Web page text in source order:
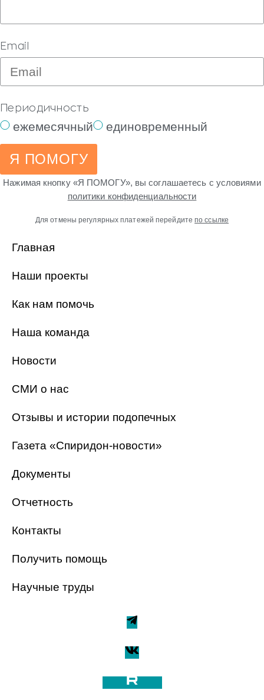
Email
Периодичность
ежемесячный единовременный
Я ПОМОГУ
Нажимая кнопку «Я ПОМОГУ», вы соглашаетесь с условиями
политики конфиденциальности
Для отмены регулярных платежей перейдитепо ссылке
Главная
Наши проекты
Как нам помочь
Наша команда
Новости
СМИ о нас
Отзывы и истории подопечных
Газета «Спиридон-новости»
Документы
Отчетность
Контакты
Получить помощь
Научные труды